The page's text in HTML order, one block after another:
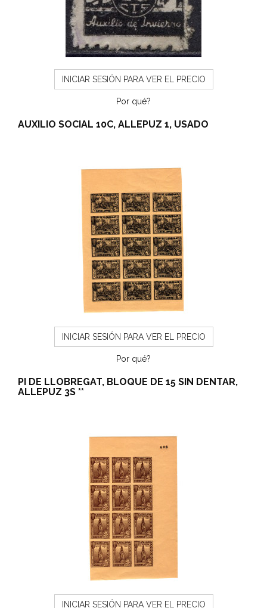
INICIAR SESIÓN PARA VER EL PRECIO
Por qué?
AUXILIO SOCIAL 10C, ALLEPUZ 1, USADO
INICIAR SESIÓN PARA VER EL PRECIO
Por qué?
PI DE LLOBREGAT, BLOQUE DE 15 SIN DENTAR,
ALLEPUZ 3S **
INICIAR SESIÓN PARA VER EL PRECIO